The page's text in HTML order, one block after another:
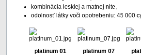
kombinácia lesklej a matnej nite,
odolnosť látky voči opotrebeniu: 45 000
platinum 01 platinum 07